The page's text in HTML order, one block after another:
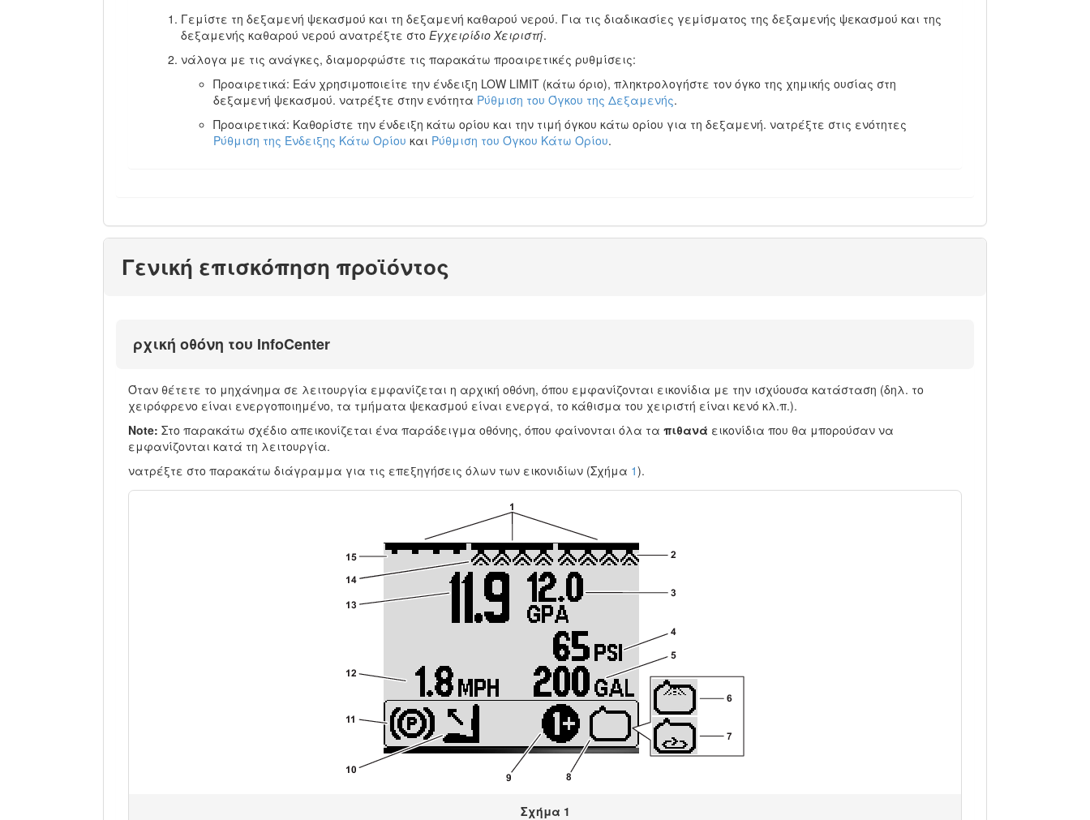
Γεμίστε τη δεξαμενή ψεκασμού και τη δεξαμενή καθαρού νερού. Για τις διαδικασίες γεμίσματος της δεξαμενής ψεκασμού και της
δεξαμενής καθαρού νερού ανατρέξτε στο Εγχειρίδιο Χειριστή.
νάλογα με τις ανάγκες, διαμορφώστε τις παρακάτω προαιρετικές ρυθμίσεις:
Προαιρετικά: Εάν χρησιμοποιείτε την ένδειξη LOW LIMIT (κάτω όριο), πληκτρολογήστε τον όγκο της χημικής ουσίας στη
δεξαμενή ψεκασμού. νατρέξτε στην ενότητα Ρύθμιση του Όγκου της Δεξαμενής.
Προαιρετικά: Καθορίστε την ένδειξη κάτω ορίου και την τιμή όγκου κάτω ορίου για τη δεξαμενή. νατρέξτε στις ενότητες
Ρύθμιση της Ένδειξης Κάτω Ορίου και Ρύθμιση του Όγκου Κάτω Ορίου.
Γενική επισκόπηση προϊόντος
ρχική οθόνη του InfoCenter
Όταν θέτετε το μηχάνημα σε λειτουργία εμφανίζεται η αρχική οθόνη, όπου εμφανίζονται εικονίδια με την ισχύουσα κατάσταση (δηλ. το
χειρόφρενο είναι ενεργοποιημένο, τα τμήματα ψεκασμού είναι ενεργά, το κάθισμα του χειριστή είναι κενό κλ.π.).
Note: Στο παρακάτω σχέδιο απεικονίζεται ένα παράδειγμα οθόνης, όπου φαίνονται όλα τα πιθανά εικονίδια που θα μπορούσαν να
εμφανίζονται κατά τη λειτουργία.
νατρέξτε στο παρακάτω διάγραμμα για τις επεξηγήσεις όλων των εικονιδίων (Σχήμα 1).
Σχήμα 1